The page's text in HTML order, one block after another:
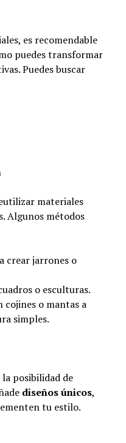
es recomendable
puedes transformar
Puedes buscar
materiales
Algunos métodos
crear jarrones o
o esculturas.
cojines o mantas a
simples.
posibilidad de
diseños únicos,
tu estilo.